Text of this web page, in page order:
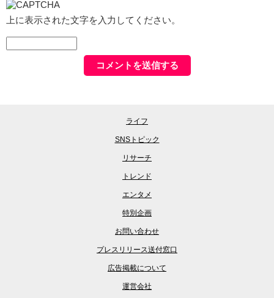
上に表示された文字を入力してください。
ライフ
SNSトピック
リサーチ
トレンド
エンタメ
特別企画
お問い合わせ
プレスリリース送付窓口
広告掲載について
運営会社